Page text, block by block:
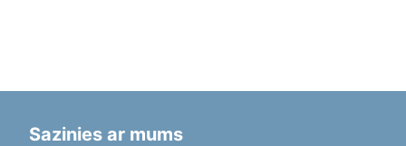
Sazinies ar mums